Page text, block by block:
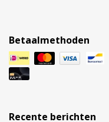
Betaalmethoden
Recente berichten